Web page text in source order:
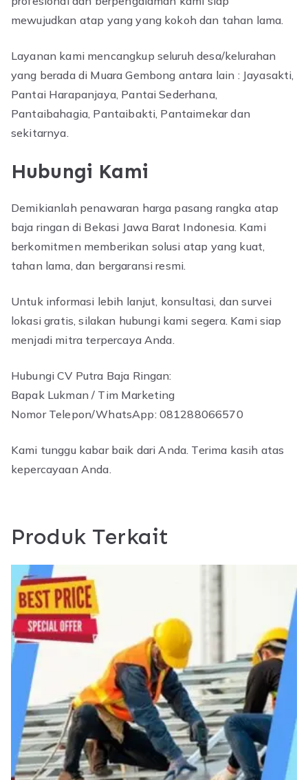
mewujudkan atap yang yang kokoh dan tahan lama.
Layanan kami mencangkup seluruh desa/kelurahan
yang berada di Muara Gembong antara lain : Jayasakti,
Pantai Harapanjaya, Pantai Sederhana,
Pantaibahagia, Pantaibakti, Pantaimekar dan
sekitarnya.
Hubungi Kami
Demikianlah penawaran harga pasang rangka atap
baja ringan di Bekasi Jawa Barat Indonesia. Kami
berkomitmen memberikan solusi atap yang kuat,
tahan lama, dan bergaransi resmi.
Untuk informasi lebih lanjut, konsultasi, dan survei
lokasi gratis, silakan hubungi kami segera. Kami siap
menjadi mitra terpercaya Anda.
Hubungi CV Putra Baja Ringan:
Bapak Lukman / Tim Marketing
Nomor Telepon/WhatsApp: 081288066570
Kami tunggu kabar baik dari Anda. Terima kasih atas
kepercayaan Anda.
Produk Terkait